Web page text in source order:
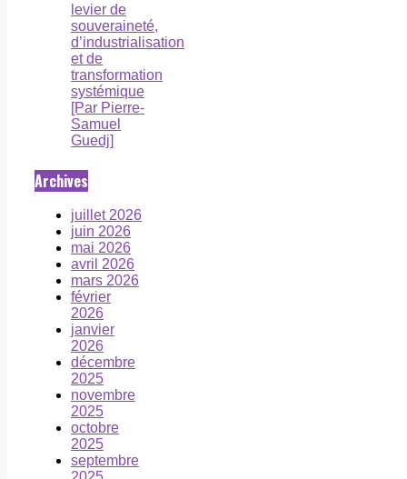
levier de
souveraineté,
d’industrialisation
et de
transformation
systémique
[Par Pierre-
Samuel
Guedj]
Archives
juillet 2026
juin 2026
mai 2026
avril 2026
mars 2026
février
2026
janvier
2026
décembre
2025
novembre
2025
octobre
2025
septembre